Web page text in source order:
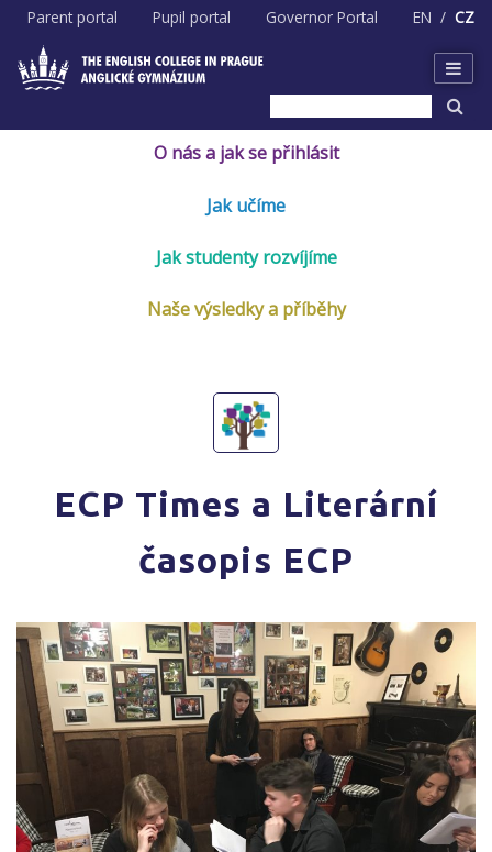
Skip
content
Parent portal Pupil portal Governor Portal EN CZ
O nás a jak se přihlásit
Jak učíme
Jak studenty rozvíjíme
Naše výsledky a příběhy
ECP Times a Literární
časopis ECP